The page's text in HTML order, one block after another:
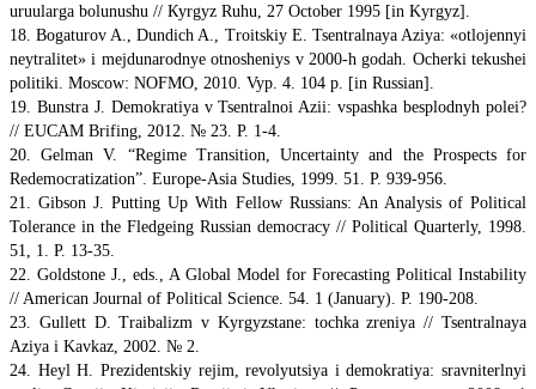
uruularga bolunushu // Кyrgyz Ruhu, 27 October 1995 [in Kyrgyz].
18. Bogaturov A., Dundich A., Troitskiy E. Tsentralnaya Aziya: «оtlojennyi
neytralitet» i mejdunarodnye otnosheniys v 2000-h godah. Оcherki tekushei
politiki. Мoscow: NOFMO, 2010. Vyp. 4. 104 p. [in Russian].
19. Bunstra J. Demokratiya v Tsentralnoi Azii: vspashka besplodnyh polei?
// EUCAM Brifing, 2012. № 23. P. 1-4.
20. Gelman V. “Regime Transition, Uncertainty and the Prospects for
Redemocratization”. Europe-Asia Studies, 1999. 51. P. 939-956.
21. Gibson J. Putting Up With Fellow Russians: An Analysis of Political
Tolerance in the Fledgeing Russian democracy // Political Quarterly, 1998.
51, 1. P. 13-35.
22. Goldstone J., eds., A Global Model for Forecasting Political Instability
// American Journal of Political Science. 54. 1 (January). P. 190-208.
23. Gullett D. Тraibalizm v Kyrgyzstane: tochka zreniya // Tsentralnaya
Aziya i Kavkaz, 2002. № 2.
24. Heyl H. Prezidentskiy rejim, revolyutsiya i demokratiya: sravniterlnyi